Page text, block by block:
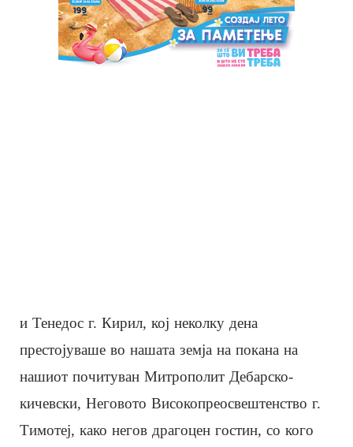
и Тенедос г. Кирил, кој неколку дена
престојуваше во нашата земја на покана на
нашиот почитуван Митрополит Дебарско-
кичевски, Неговото Високопреосвештенство г.
Тимотеј, како негов драгоцен гостин, со кого